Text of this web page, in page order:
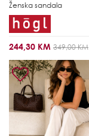
Ženska sandala
244,30 KM 349,00 KM